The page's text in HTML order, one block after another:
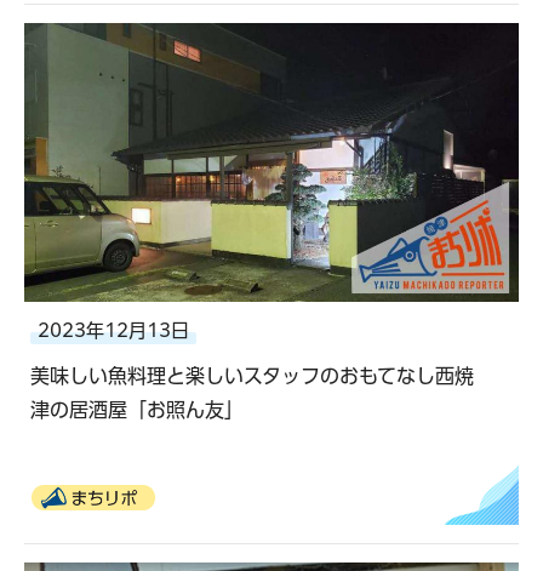
2023年12月13日
美味しい魚料理と楽しいスタッフのおもてなし西焼
津の居酒屋「お照ん友」
まちリポ